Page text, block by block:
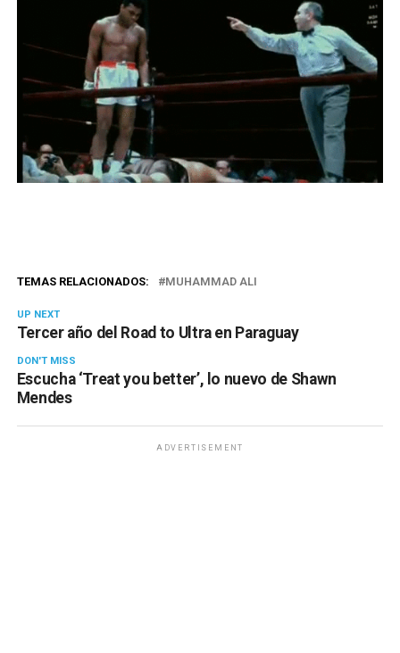
TEMAS RELACIONADOS: MUHAMMAD ALI
UP NEXT
Tercer año del Road to Ultra en Paraguay
DON'T MISS
Escucha ‘Treat you better’, lo nuevo de Shawn
Mendes
ADVERTISEMENT